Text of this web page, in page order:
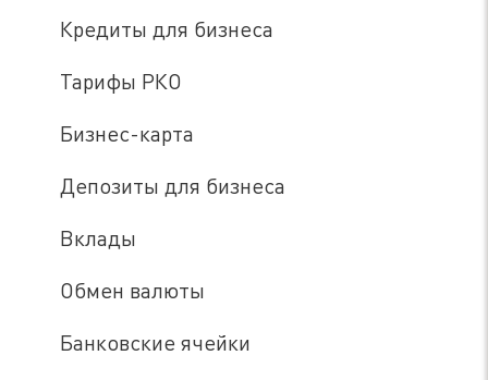
Кредиты для бизнеса
Тарифы РКО
Бизнес-карта
Депозиты для бизнеса
Вклады
Обмен валюты
Банковские ячейки